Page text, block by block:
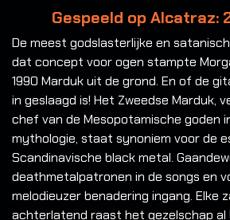
Gespeeld op Alcatraz:
De meest godslasterlijke en
dat concept voor ogen stampte
1990 Marduk uit de grond. En of de
in geslaagd is! Het Zweedse Marduk,
chef van de Mesopotamische goden
mythologie, staat synoniem voor de
Scandinavische black metal.
deathmetalpatronen in de songs en
melodieuzer benadering ingang. Elke
achterlatend raast het gezelschap al